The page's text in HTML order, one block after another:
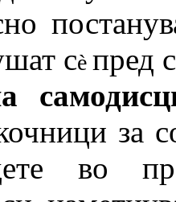
cè пред
за
во